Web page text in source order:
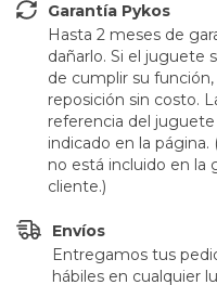
Garantía Pykos
Hasta 2 meses de
dañarlo. Si el juguete
de cumplir su
reposición sin costo.
referencia del
indicado en la
no está incluido en la
cliente.)
Envíos
Entregamos tus
hábiles en cualquier